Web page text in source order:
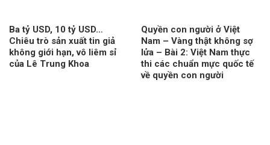
Ba tỷ USD, 10 tỷ USD…
Chiêu trò sản xuất tin giả
không giới hạn, vô liêm sỉ
của Lê Trung Khoa
Quyền con người ở Việt
Nam – Vàng thật không sợ
lửa – Bài 2: Việt Nam thực
thi các chuẩn mực quốc tế
về quyền con người